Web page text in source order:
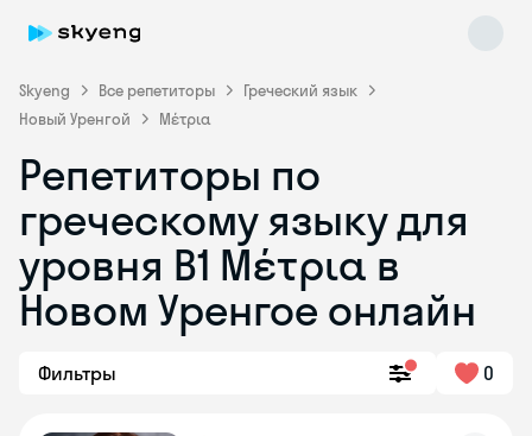
Skyeng Все репетиторы
Греческий язык
Новый Уренгой
Μέτρια
Репетиторы по
греческому языку для
уровня Β1 Μέτρια в
Новом Уренгое онлайн
Фильтры 0
Skyeng Chat
online